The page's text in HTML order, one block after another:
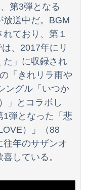
避難所に土足でズカズカと入ってきて勝手に動画や写真を撮影したメディア取材陣、挙句の果てに要求してきたのは……
ゲーム会社「決定ボタンは〇、キャンセルは✕、当たり前の話」→ ゲーム会社「今日から決定ボタンは✕にしまーす！！！」
浦野芽良アナ ピタピタ透けニットの乗せ乳！！【GIF動画あり】
【悲報】スマホゲー業界、「サ終」だらけでオワコン化が進んでしまうｗｗｗｗ
第3弾となる
放送中だ。BGM
ており、第１
、2017年にリ
た」に収録され
「きれリラ雨や
ングル「いつか
」とコラボし
1弾となった「悲
）」（88
年のサザンオ
している。